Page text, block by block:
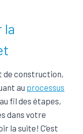
la
de construction,
au processus
au fil des étapes,
dans votre
la suite! C’est